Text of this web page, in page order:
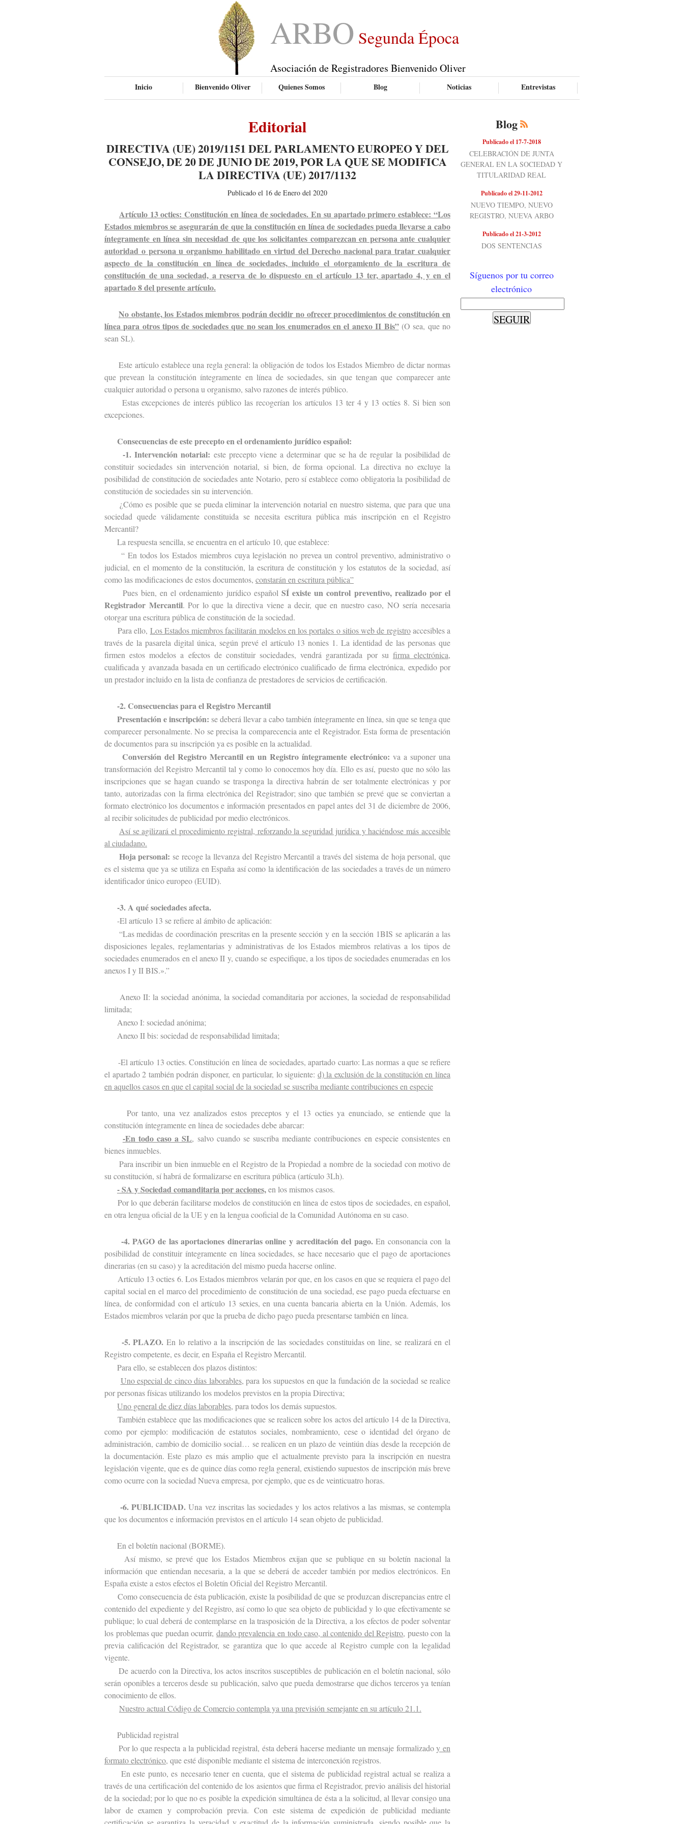
ARBO Segunda Época
Asociación de Registradores Bienvenido Oliver
Inicio Bienvenido Oliver Quienes Somos Blog Noticias Entrevistas
Editorial
DIRECTIVA (UE) 2019/1151 DEL PARLAMENTO EUROPEO Y DEL
CONSEJO, DE 20 DE JUNIO DE 2019, POR LA QUE SE MODIFICA
LA DIRECTIVA (UE) 2017/1132
Publicado el 16 de Enero del 2020
Artículo 13 octies: Constitución en línea de sociedades. En su apartado primero establece: “Los
Estados miembros se asegurarán de que la constitución en línea de sociedades pueda llevarse a cabo
íntegramente en línea sin necesidad de que los solicitantes comparezcan en persona ante cualquier
autoridad o persona u organismo habilitado en virtud del Derecho nacional para tratar cualquier
aspecto de la constitución en línea de sociedades, incluido el otorgamiento de la escritura de
constitución de una sociedad, a reserva de lo dispuesto en el artículo 13 ter, apartado 4, y en el
apartado 8 del presente artículo.
No obstante, los Estados miembros podrán decidir no ofrecer procedimientos de constitución en
línea para otros tipos de sociedades que no sean los enumerados en el anexo II Bis”(O sea, que no
sean SL).
Este artículo establece una regla general: la obligación de todos los Estados Miembro de dictar normas
que prevean la constitución íntegramente en línea de sociedades, sin que tengan que comparecer ante
cualquier autoridad o persona u organismo, salvo razones de interés público.
Estas excepciones de interés público las recogerían los artículos 13 ter 4 y 13 octíes 8. Si bien son
excepciones.
Consecuencias de este precepto en el ordenamiento jurídico español:
-1. Intervención notarial: este precepto viene a determinar que se ha de regular la posibilidad de
constituir sociedades sin intervención notarial, si bien, de forma opcional. La directiva no excluye la
posibilidad de constitución de sociedades ante Notario, pero sí establece como obligatoria la posibilidad de
constitución de sociedades sin su intervención.
¿Cómo es posible que se pueda eliminar la intervención notarial en nuestro sistema, que para que una
sociedad quede válidamente constituida se necesita escritura pública más inscripción en el Registro
Mercantil?
La respuesta sencilla, se encuentra en el artículo 10, que establece:
“ En todos los Estados miembros cuya legislación no prevea un control preventivo, administrativo o
judicial, en el momento de la constitución, la escritura de constitución y los estatutos de la sociedad, así
como las modificaciones de estos documentos, constarán en escritura pública”
Pues bien, en el ordenamiento jurídico español SÍ existe un control preventivo, realizado por el
Registrador Mercantil. Por lo que la directiva viene a decir, que en nuestro caso, NO sería necesaria
otorgar una escritura pública de constitución de la sociedad.
Para ello, Los Estados miembros facilitarán modelos en los portales o sitios web de registroaccesibles a
través de la pasarela digital única, según prevé el artículo 13 nonies 1. La identidad de las personas que
firmen estos modelos a efectos de constituir sociedades, vendrá garantizada por su firma electrónica,
cualificada y avanzada basada en un certificado electrónico cualificado de firma electrónica, expedido por
un prestador incluido en la lista de confianza de prestadores de servicios de certificación.
-2. Consecuencias para el Registro Mercantil
Presentación e inscripción: se deberá llevar a cabo también íntegramente en línea, sin que se tenga que
comparecer personalmente. No se precisa la comparecencia ante el Registrador. Esta forma de presentación
de documentos para su inscripción ya es posible en la actualidad.
Conversión del Registro Mercantil en un Registro íntegramente electrónico: va a suponer una
transformación del Registro Mercantil tal y como lo conocemos hoy día. Ello es así, puesto que no sólo las
inscripciones que se hagan cuando se trasponga la directiva habrán de ser totalmente electrónicas y por
tanto, autorizadas con la firma electrónica del Registrador; sino que también se prevé que se conviertan a
formato electrónico los documentos e información presentados en papel antes del 31 de diciembre de 2006,
al recibir solicitudes de publicidad por medio electrónicos.
Así se agilizará el procedimiento registral, reforzando la seguridad jurídica y haciéndose más accesible
al ciudadano.
Hoja personal: se recoge la llevanza del Registro Mercantil a través del sistema de hoja personal, que
es el sistema que ya se utiliza en España así como la identificación de las sociedades a través de un número
identificador único europeo (EUID).
-3. A qué sociedades afecta.
-El artículo 13 se refiere al ámbito de aplicación:
“Las medidas de coordinación prescritas en la presente sección y en la sección 1BIS se aplicarán a las
disposiciones legales, reglamentarias y administrativas de los Estados miembros relativas a los tipos de
sociedades enumerados en el anexo II y, cuando se especifique, a los tipos de sociedades enumeradas en los
anexos I y II BIS.».”
Anexo II: la sociedad anónima, la sociedad comanditaria por acciones, la sociedad de responsabilidad
limitada;
Anexo I: sociedad anónima;
Anexo II bis: sociedad de responsabilidad limitada;
-El artículo 13 octies. Constitución en línea de sociedades, apartado cuarto: Las normas a que se refiere
el apartado 2 también podrán disponer, en particular, lo siguiente: d) la exclusión de la constitución en línea
en aquellos casos en que el capital social de la sociedad se suscriba mediante contribuciones en especie
Por tanto, una vez analizados estos preceptos y el 13 octies ya enunciado, se entiende que la
constitución íntegramente en línea de sociedades debe abarcar:
-En todo caso a SL, salvo cuando se suscriba mediante contribuciones en especie consistentes en
bienes inmuebles.
Para inscribir un bien inmueble en el Registro de la Propiedad a nombre de la sociedad con motivo de
su constitución, sí habrá de formalizarse en escritura pública (artículo 3Lh).
- SA y Sociedad comanditaria por acciones,en los mismos casos.
Por lo que deberán facilitarse modelos de constitución en línea de estos tipos de sociedades, en español,
en otra lengua oficial de la UE y en la lengua cooficial de la Comunidad Autónoma en su caso.
-4. PAGO de las aportaciones dinerarias online y acreditación del pago.En consonancia con la
posibilidad de constituir íntegramente en línea sociedades, se hace necesario que el pago de aportaciones
dinerarias (en su caso) y la acreditación del mismo pueda hacerse online.
Artículo 13 octies 6. Los Estados miembros velarán por que, en los casos en que se requiera el pago del
capital social en el marco del procedimiento de constitución de una sociedad, ese pago pueda efectuarse en
línea, de conformidad con el artículo 13 sexies, en una cuenta bancaria abierta en la Unión. Además, los
Estados miembros velarán por que la prueba de dicho pago pueda presentarse también en línea.
-5. PLAZO. En lo relativo a la inscripción de las sociedades constituidas on line, se realizará en el
Registro competente, es decir, en España el Registro Mercantil.
Para ello, se establecen dos plazos distintos:
Uno especial de cinco días laborables, para los supuestos en que la fundación de la sociedad se realice
por personas físicas utilizando los modelos previstos en la propia Directiva;
Uno general de diez días laborables, para todos los demás supuestos.
También establece que las modificaciones que se realicen sobre los actos del artículo 14 de la Directiva,
como por ejemplo: modificación de estatutos sociales, nombramiento, cese o identidad del órgano de
administración, cambio de domicilio social… se realicen en un plazo de veintiún días desde la recepción de
la documentación. Este plazo es más amplio que el actualmente previsto para la inscripción en nuestra
legislación vigente, que es de quince días como regla general, existiendo supuestos de inscripción más breve
como ocurre con la sociedad Nueva empresa, por ejemplo, que es de veinticuatro horas.
-6. PUBLICIDAD. Una vez inscritas las sociedades y los actos relativos a las mismas, se contempla
que los documentos e información previstos en el artículo 14 sean objeto de publicidad.
En el boletín nacional (BORME).
Así mismo, se prevé que los Estados Miembros exijan que se publique en su boletín nacional la
información que entiendan necesaria, a la que se deberá de acceder también por medios electrónicos. En
España existe a estos efectos el Boletín Oficial del Registro Mercantil.
Como consecuencia de ésta publicación, existe la posibilidad de que se produzcan discrepancias entre el
contenido del expediente y del Registro, así como lo que sea objeto de publicidad y lo que efectivamente se
publique; lo cual deberá de contemplarse en la trasposición de la Directiva, a los efectos de poder solventar
los problemas que puedan ocurrir, dando prevalencia en todo caso, al contenido del Registro, puesto con la
previa calificación del Registrador, se garantiza que lo que accede al Registro cumple con la legalidad
vigente.
De acuerdo con la Directiva, los actos inscritos susceptibles de publicación en el boletín nacional, sólo
serán oponibles a terceros desde su publicación, salvo que pueda demostrarse que dichos terceros ya tenían
conocimiento de ellos.
Nuestro actual Código de Comercio contempla ya una previsión semejante en su artículo 21.1.
Publicidad registral
Por lo que respecta a la publicidad registral, ésta deberá hacerse mediante un mensaje formalizadoy en
formato electrónico, que esté disponible mediante el sistema de interconexión registros.
En este punto, es necesario tener en cuenta, que el sistema de publicidad registral actual se realiza a
través de una certificación del contenido de los asientos que firma el Registrador, previo análisis del historial
de la sociedad; por lo que no es posible la expedición simultánea de ésta a la solicitud, al llevar consigo una
labor de examen y comprobación previa. Con este sistema de expedición de publicidad mediante
Blog
Publicado el 17-7-2018
CELEBRACIÓN DE JUNTA
GENERAL EN LA SOCIEDAD Y
TITULARIDAD REAL
Publicado el 29-11-2012
NUEVO TIEMPO, NUEVO
REGISTRO, NUEVA ARBO
Publicado el 21-3-2012
DOS SENTENCIAS
Síguenos por tu correo
electrónico